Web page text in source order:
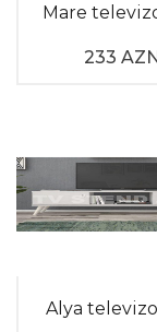
boyu öz
yaratmaq
istəyirsinizsə,
nəzər salın.
Mare
233
Alya